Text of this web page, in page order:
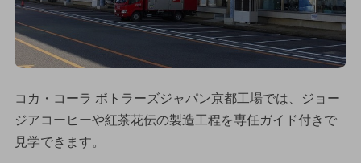
コカ・コーラ ボトラーズジャパン京都工場では、ジョー
ジアコーヒーや紅茶花伝の製造工程を専任ガイド付きで
見学できます。